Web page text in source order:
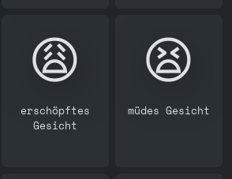
😩
erschöpftes
Gesicht
😫
müdes Gesicht